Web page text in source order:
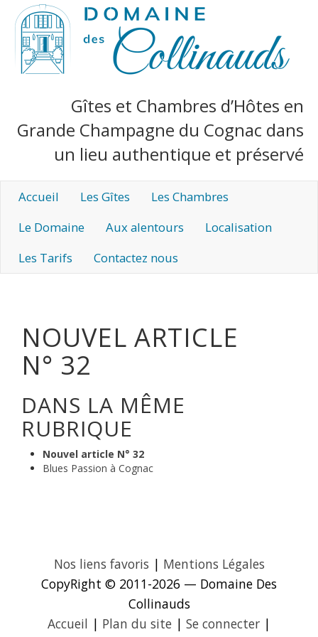
Gîtes et Chambres d’Hôtes en
Grande Champagne du Cognac dans
un lieu authentique et préservé
Accueil Les Gîtes
Les Chambres
Le Domaine
Aux alentours
Localisation
Les Tarifs
Contactez nous
NOUVEL ARTICLE
N° 32
DANS LA MÊME
RUBRIQUE
Nouvel article N° 32
Blues Passion à Cognac
Nos liens favoris | Mentions Légales
CopyRight © 2011-2026 — Domaine Des
Collinauds
Accueil | Plan du site | Se connecter |